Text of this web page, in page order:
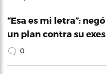
“Esa es mi letra”:
un plan contra su
0